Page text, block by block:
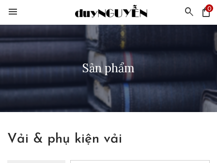
menu search shopping_bag
0
Sản phẩm
Vải & phụ kiện vải